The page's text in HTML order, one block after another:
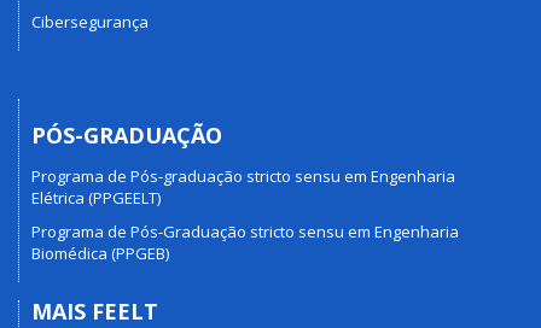
Cibersegurança
PÓS-GRADUAÇÃO
Programa de Pós-graduação stricto sensu em Engenharia
Elétrica (PPGEELT)
Programa de Pós-Graduação stricto sensu em Engenharia
Biomédica (PPGEB)
MAIS FEELT